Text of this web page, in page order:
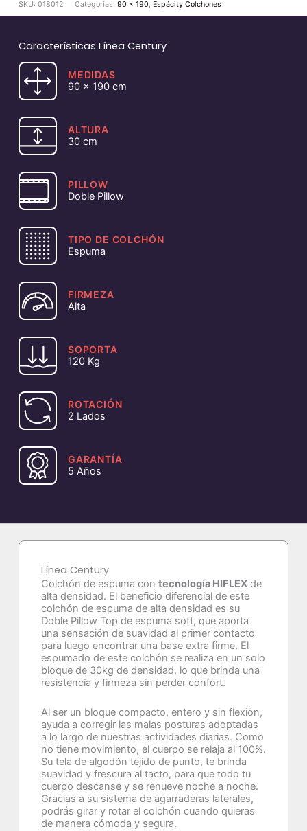
SKU: 018012 Categorías: 90 x 190, Espácity Colchones
Características Línea Century
MEDIDAS
90 x 190 cm
ALTURA
30 cm
PILLOW
Doble Pillow
TIPO DE COLCHÓN
Espuma
FIRMEZA
Alta
SOPORTA
120 Kg
ROTACIÓN
2 Lados
GARANTÍA
5 Años
Línea Century
Colchón de espuma con tecnología HIFLEXde
alta densidad. El beneficio diferencial de este
colchón de espuma de alta densidad es su
Doble Pillow Top de espuma soft, que aporta
una sensación de suavidad al primer contacto
para luego encontrar una base extra firme. El
espumado de este colchón se realiza en un solo
bloque de 30kg de densidad, lo que brinda una
resistencia y firmeza sin perder confort.
Al ser un bloque compacto, entero y sin flexión,
ayuda a corregir las malas posturas adoptadas
a lo largo de nuestras actividades diarias. Como
no tiene movimiento, el cuerpo se relaja al 100%.
Su tela de algodón tejido de punto, te brinda
suavidad y frescura al tacto, para que todo tu
cuerpo descanse y se renueve noche a noche.
Gracias a su sistema de agarraderas laterales,
podrás girar y rotar el colchón cuando quieras
de manera cómoda y segura.